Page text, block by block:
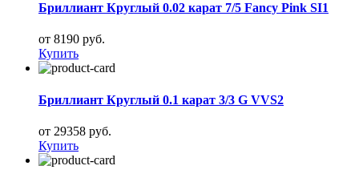
Бриллиант Круглый 0.02 карат 7/5 Fancy Pink SI1
от 8190 руб.
Купить
Бриллиант Круглый 0.1 карат 3/3 G VVS2
от 29358 руб.
Купить